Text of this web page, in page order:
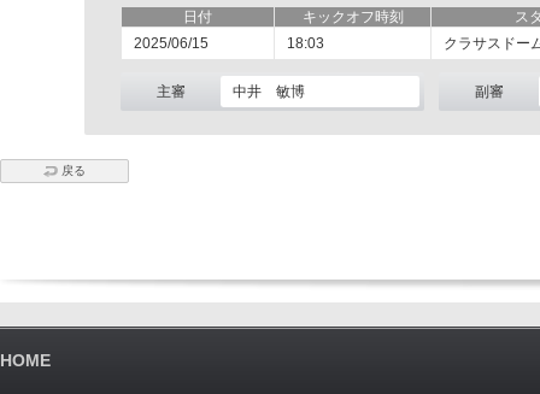
日付 キックオフ時刻
ス
2025/06/15
18:03 クラサスドー
主審 中井 敏博 副審
戻る
HOME